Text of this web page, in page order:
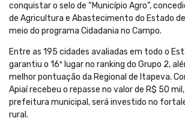
conquistar o selo de “Município Agro”,
de Agricultura e Abastecimento do Estado
meio do programa Cidadania no Campo.
Entre as 195 cidades avaliadas em todo o
garantiu o 16º lugar no ranking do Grupo 2,
melhor pontuação da Regional de Itapeva.
Apiaí recebeu o repasse no valor de R$ 50
prefeitura municipal, será investido no
rural.